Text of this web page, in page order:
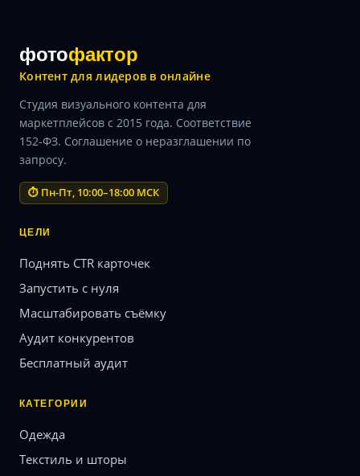
фотофактор
Контент для лидеров в онлайне
Студия визуального контента для
маркетплейсов с 2015 года. Соответствие
152-ФЗ. Соглашение о неразглашении по
запросу.
⏱ Пн-Пт, 10:00–18:00 МСК
ЦЕЛИ
Поднять CTR карточек
Запустить с нуля
Масштабировать съёмку
Аудит конкурентов
Бесплатный аудит
КАТЕГОРИИ
Одежда
Текстиль и шторы